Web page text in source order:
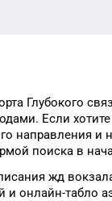
Глубокого
Если
направления и
поиска в
жд
и онлайн-табло